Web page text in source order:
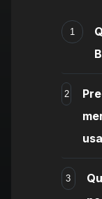
1
2
3